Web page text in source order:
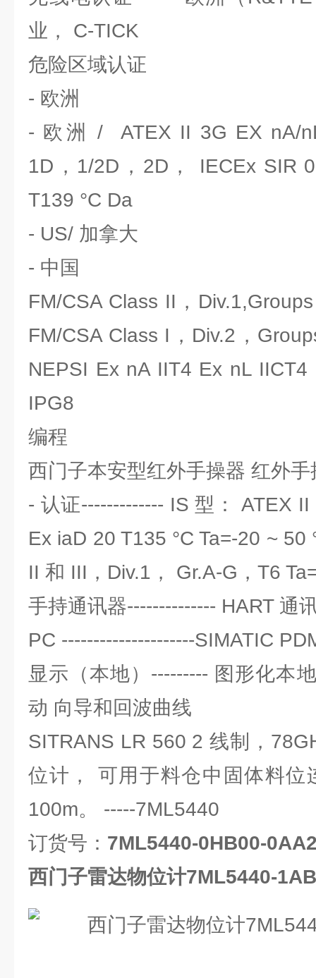
业， C-TICK
危险区域认证
- 欧洲
- 欧洲 / ATEX II 3G EX nA/
1D，1/2D，2D， IECEx SIR
T139 °C Da
- US/ 加拿大
- 中国
FM/CSA Class II，
FM/CSA Class I，Div.2，
NEPSI Ex nA IIT4 Ex nL IICT4
IPG8
编程
西门子本安型红外手操器 红外手
- 认证------------- IS 型： ATEX
Ex iaD 20 T135 °C Ta=-20 ~ 50
II 和 III，Div.1， Gr.A-G，T6
手持通讯器-------------- HART 通
PC ---------------------SIMATIC
显示（本地）--------- 图形化本
动 向导和回波曲线
SITRANS LR 560 2 线制，
位计， 可用于料仓中固体料位
100m。 -----7ML5440
订货号： 7ML5440-0HB00-
西门子雷达物位计7ML5440-